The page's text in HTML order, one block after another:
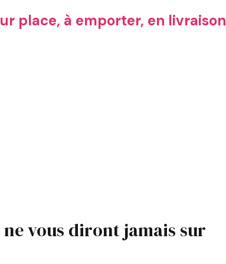
place, à emporter, en livraison
vous diront jamais sur